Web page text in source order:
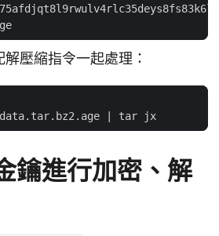
壓縮指令一起處理：
鑰進行加密、解